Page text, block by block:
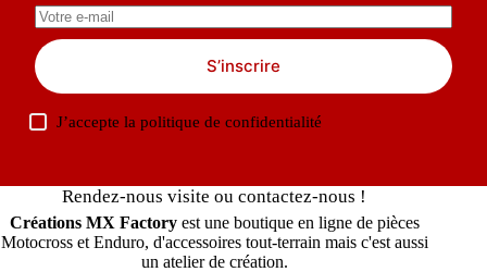
S’inscrire
J’accepte lapolitique de confidentialité
Rendez-nous visite ou contactez-nous !
Créations MX Factoryest une boutique en ligne de pièces
Motocross et Enduro, d'accessoires tout-terrain mais c'est aussi
un atelier de création.